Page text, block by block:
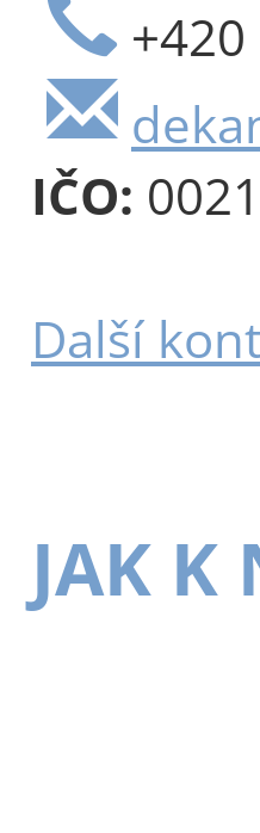
IČO:
Další
JAK K